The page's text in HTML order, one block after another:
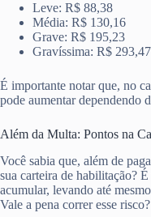
Leve: R$ 88,38
Média: R$ 130,16
Grave: R$ 195,23
Gravíssima: R$ 293,47
É importante notar que, no
pode aumentar dependendo
Além da Multa: Pontos na
Você sabia que, além de
sua carteira de habilitação?
acumular, levando até
Vale a pena correr esse risco?